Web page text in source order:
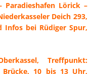
Paradieshafen Lörick –
Deich 293,
bei Rüdiger Spur,
Treffpunkt:
Brücke, 10 bis 13 Uhr,